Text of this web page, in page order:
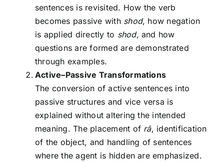
sentences is revisited. How the verb
becomes passive with shod, how negation
is applied directly to shod, and how
questions are formed are demonstrated
through examples.
Active–Passive Transformations
The conversion of active sentences into
passive structures and vice versa is
explained without altering the intended
meaning. The placement of rā, identification
of the object, and handling of sentences
where the agent is hidden are emphasized.